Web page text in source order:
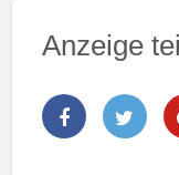
Anzeige